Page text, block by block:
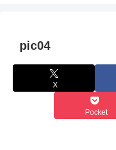
pic04
X
Pocket